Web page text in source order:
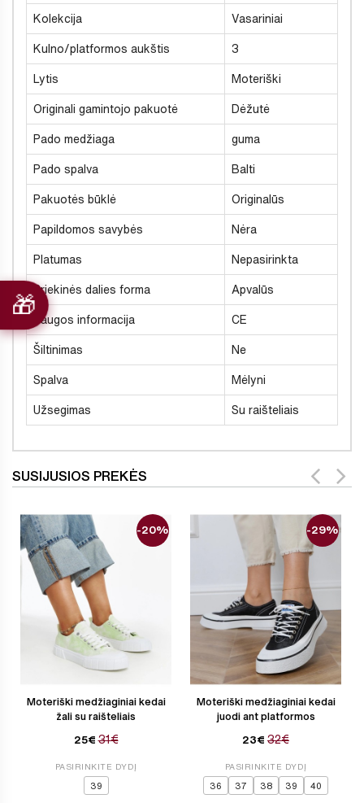
Kolekcija Vasariniai
Kulno/platformos aukštis 3
Lytis Moteriški
Originali gamintojo pakuotė Dėžutė
Pado medžiaga guma
Pado spalva Balti
Pakuotės būklė Originalūs
Papildomos savybės Nėra
Platumas Nepasirinkta
Priekinės dalies forma Apvalūs
Saugos informacija CE
Šiltinimas Ne
Spalva Mėlyni
Užsegimas Su raišteliais
SUSIJUSIOS PREKĖS
Moteriški medžiaginiai kedai
žali su raišteliais
25€ 31€
-20%
PASIRINKITE DYDĮ
39
Moteriški medžiaginiai kedai
juodi ant platformos
23€ 32€
-29%
PASIRINKITE DYDĮ
36 37 38 39 40